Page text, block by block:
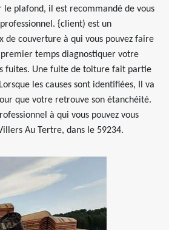
le plafond, il est recommandé de vous
{client) est un
de couverture à qui vous pouvez faire
temps diagnostiquer votre
fuites. Une fuite de toiture fait partie
les causes sont identifiées, Il va
que votre retrouve son étanchéité.
à qui vous pouvez vous
Au Tertre, dans le 59234.